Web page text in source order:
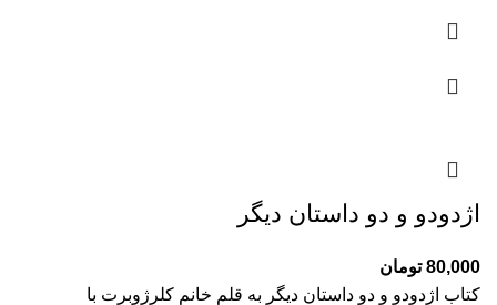
اژدودو و دو داستان دیگر
80,000 تومان
کتاب اژدودو و دو داستان دیگر به قلم خانم کلرژوبرت با